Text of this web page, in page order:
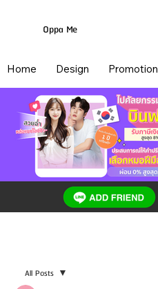
Oppa Me
Home Design Promotion
All Posts